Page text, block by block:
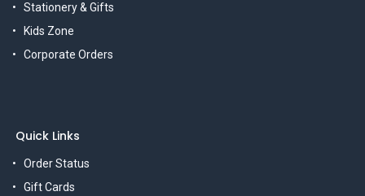
Stationery & Gifts
Kids Zone
Corporate Orders
Quick Links
Order Status
Gift Cards